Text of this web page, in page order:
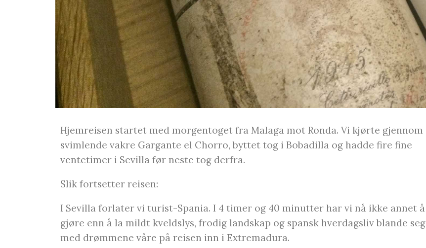
Hjemreisen startet med morgentoget fra Malaga mot Ronda. Vi kjørte gjennom
svimlende vakre Gargante el Chorro, byttet tog i Bobadilla og hadde fire fine
ventetimer i Sevilla før neste tog derfra.
Slik fortsetter reisen:
I Sevilla forlater vi turist-Spania. I 4 timer og 40 minutter har vi nå ikke annet å
gjøre enn å la mildt kveldslys, frodig landskap og spansk hverdagsliv blande seg
med drømmene våre på reisen inn i Extremadura.